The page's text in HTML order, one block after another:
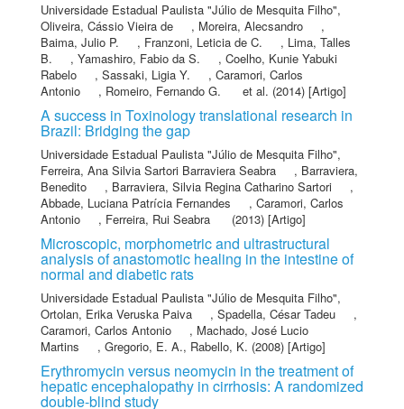
Universidade Estadual Paulista "Júlio de Mesquita Filho",
Oliveira, Cássio Vieira de
, Moreira, Alecsandro
,
Baima, Julio P.
, Franzoni, Leticia de C. , Lima, Talles
B.
, Yamashiro, Fabio da S. , Coelho, Kunie Yabuki
Rabelo
, Sassaki, Ligia Y. , Caramori, Carlos
Antonio
, Romeiro, Fernando G. et al. (2014) [Artigo]
A success in Toxinology translational research in
Brazil: Bridging the gap
Universidade Estadual Paulista "Júlio de Mesquita Filho",
Ferreira, Ana Silvia Sartori Barraviera Seabra
, Barraviera,
Benedito
, Barraviera, Silvia Regina Catharino Sartori
,
Abbade, Luciana Patrícia Fernandes
, Caramori, Carlos
Antonio
, Ferreira, Rui Seabra (2013) [Artigo]
Microscopic, morphometric and ultrastructural
analysis of anastomotic healing in the intestine of
normal and diabetic rats
Universidade Estadual Paulista "Júlio de Mesquita Filho",
Ortolan, Erika Veruska Paiva
, Spadella, César Tadeu
,
Caramori, Carlos Antonio
, Machado, José Lucio
Martins
, Gregorio, E. A., Rabello, K. (2008) [Artigo]
Erythromycin versus neomycin in the treatment of
hepatic encephalopathy in cirrhosis: A randomized
double-blind study